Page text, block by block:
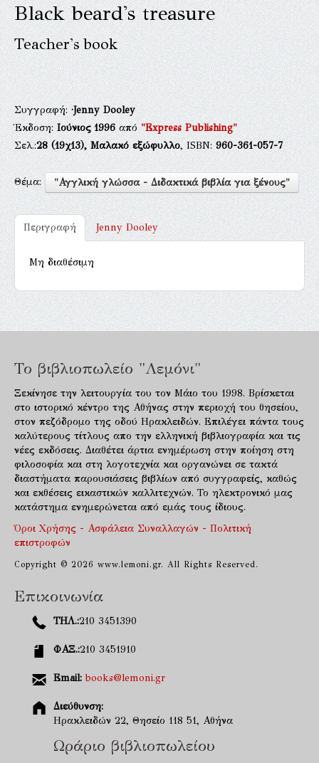
Black beard's treasure
Teacher's book
Συγγραφή:·Jenny Dooley
Έκδοση:Ιούνιος 1996από"Express Publishing"
Σελ.:28(19χ13), Μαλακό εξώφυλλο, ISBN:960-361-057-7
Θέμα: "Αγγλική γλώσσα - Διδακτικά βιβλία για ξένους"
Περιγραφή Jenny Dooley
Μη διαθέσιμη
Το βιβλιοπωλείο "Λεμόνι"
Ξεκίνησε την λειτουργία του τον Μάιο του 1998. Βρίσκεται
στο ιστορικό κέντρο της Αθήνας στην περιοχή του θησείου,
στον πεζόδρομο της οδού Ηρακλειδών. Επιλέγει πάντα τους
καλύτερους τίτλους απο την ελληνική βιβλιογραφία και τις
νέες εκδόσεις. Διαθέτει άρτια ενημέρωση στην ποίηση στη
φιλοσοφία και στη λογοτεχνία και οργανώνει σε τακτά
διαστήματα παρουσιάσεις βιβλίων από συγγραφείς, καθώς
και εκθέσεις εικαστικών καλλιτεχνών. Το ηλεκτρονικό μας
κατάστημα ενημερώνεται από εμάς τους ίδιους.
Όροι Χρήσης - Ασφάλεια Συναλλαγών - Πολιτική
επιστροφών
Copyright © 2026 www.lemoni.gr. All Rights Reserved.
Επικοινωνία
ΤΗΛ.:210 3451390
ΦΑΞ.:210 3451910
Email: books@lemoni.gr
Διεύθυνση:
Ηρακλειδών 22, Θησείο 118 51, Αθήνα
Ωράριο βιβλιοπωλείου